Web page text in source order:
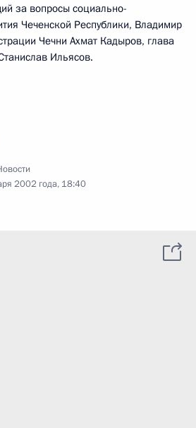
за вопросы социально-
Чеченской Республики, Владимир
Чечни Ахмат Кадыров, глава
Ильясов.
2002 года, 18:40